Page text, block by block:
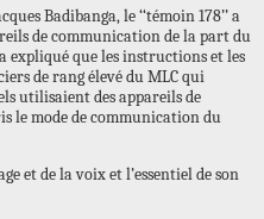
Badibanga, le ‘‘témoin 178’’ a
de communication de la part du
que les instructions et les
de rang élevé du MLC qui
utilisaient des appareils de
le mode de communication du
et de la voix et l’essentiel de son